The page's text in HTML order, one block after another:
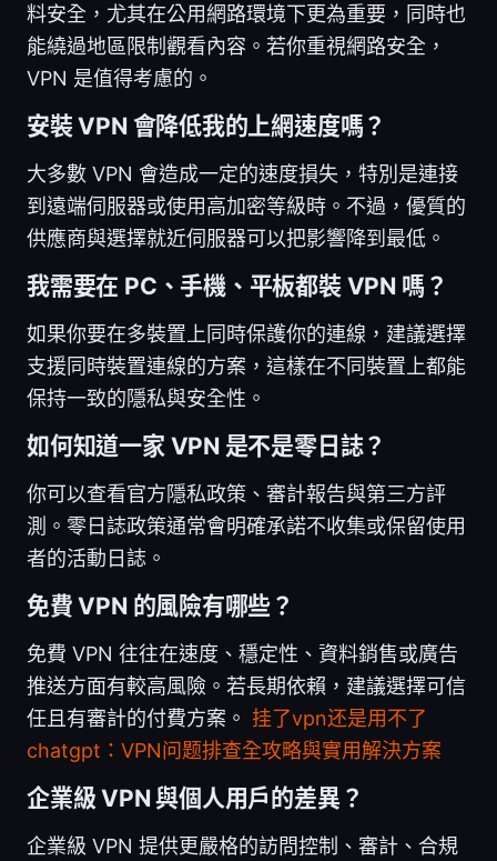
料安全，尤其在公用網路環境下更為重要，同時也
能繞過地區限制觀看內容。若你重視網路安全，
VPN 是值得考慮的。
安裝 VPN 會降低我的上網速度嗎？
大多數 VPN 會造成一定的速度損失，特別是連接
到遠端伺服器或使用高加密等級時。不過，優質的
供應商與選擇就近伺服器可以把影響降到最低。
我需要在 PC、手機、平板都裝 VPN 嗎？
如果你要在多裝置上同時保護你的連線，建議選擇
支援同時裝置連線的方案，這樣在不同裝置上都能
保持一致的隱私與安全性。
如何知道一家 VPN 是不是零日誌？
你可以查看官方隱私政策、審計報告與第三方評
測。零日誌政策通常會明確承諾不收集或保留使用
者的活動日誌。
免費 VPN 的風險有哪些？
免費 VPN 往往在速度、穩定性、資料銷售或廣告
推送方面有較高風險。若長期依賴，建議選擇可信
任且有審計的付費方案。 挂了vpn还是用不了
chatgpt：VPN问题排查全攻略與實用解決方案
企業級 VPN 與個人用戶的差異？
企業級 VPN 提供更嚴格的訪問控制、審計、合規